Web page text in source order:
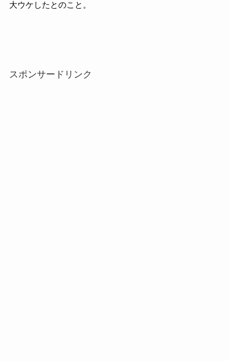
大ウケしたとのこと。
スポンサードリンク